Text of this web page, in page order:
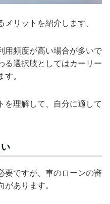
リットを紹介します。
用頻度が高い場合が多いで
る選択肢としてはカーリー
。
を理解して、自分に適して
要ですが、車のローンの審
あります。